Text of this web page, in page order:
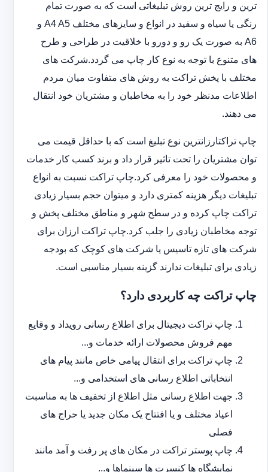
ترین و رایج ترین روش تبلیغاتی است که به صورت تمام
رنگی یا سیاه و سفید در انواع و سایزهای مختلف A4 A5 و
A6 به صورت یک رو و دورو با خلاقیت در طراحی و طرح
های متنوع با توجه به نوع کار چاپ می گردد.شرکت های
مختلف با پخش تراکت به روش های متفاوت میان مردم
اطلاعات مدنظر خود را به مخاطبان و مشتریان خود انتقال
می دهند.
چاپ تراکت‏ارزانترین نوع تبلیغ است که با حداقل قیمت می
توان مشتریان را تحت تاثیر قرار داد و برند کسب کار خدمات
و محصولات خود را معرفی کرد.چاپ تراکت نسبت به انواع
تبلیغات دیگر هزینه کمتری دارد و می‎توان حجم بسیار زیادی
تراکت چاپ کرده و در سطح شهر و مناطق مختلف پخش و
توجه مخاطبان زیادی را جلب کرد.چاپ تراکت ارزان برای
شرکت های تازه تاسیس یا شرکت های کوچک که بودجه
زیادی برای تبلیغات ندارند گزینه بسیار مناسبی است.
چاپ تراکت چه کاربردی دارد؟
چاپ تراکت دیجیتال برای اطلاع رسانی رویداد و وقایع
مهم فروش محصولات ارائه خدمات و...
چاپ تراکت برای انتقال پیامی خاص مانند پیام های
انتخاباتی اطلاع رسانی های استخدامی و...
جهت اطلاع رسانی مثل اطلاع از تخفیف ها به مناسبت
اعیاد مختلف و یا افتتاح یک مکان جدید یا حراج های
فصلی
چاپ پوستر تراکت در مکان های پر رفت و آمد مانند
نمایشگاه ها کنسرت ها سینماها و...